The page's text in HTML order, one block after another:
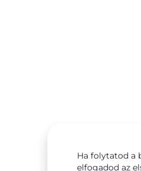
Ha folytatod a
elfogadod az